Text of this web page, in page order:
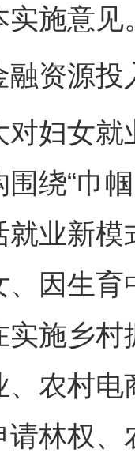
实施意见
源投
女就
绕“巾
就业新
、因生
实施乡
农村
林权